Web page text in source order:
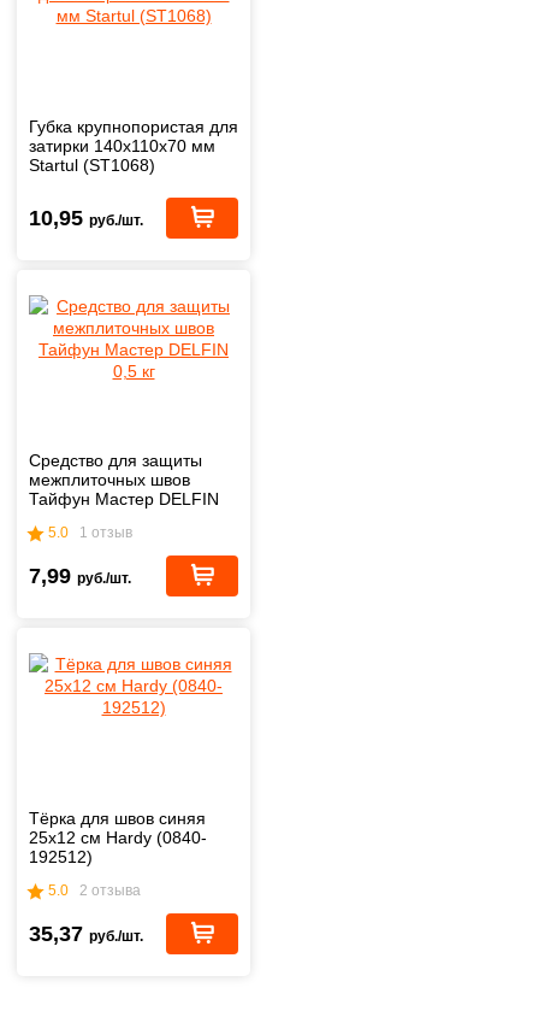
Губка крупнопористая для
затирки 140x110x70 мм
Startul (ST1068)
10,95 руб./шт.
Средство для защиты
межплиточных швов
Тайфун Мастер DELFIN
5.0 1 отзыв
7,99 руб./шт.
Тёрка для швов синяя
25х12 см Hardy (0840-
192512)
5.0 2 отзыва
35,37 руб./шт.